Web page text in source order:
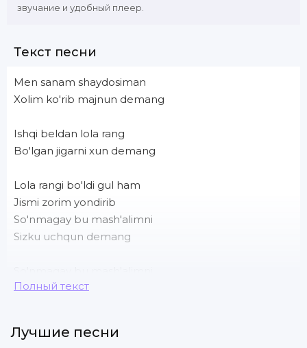
звучание и удобный плеер.
Текст песни
Men sanam shaydosiman
Xolim ko'rib majnun demang
Ishqi beldan lola rang
Bo'lgan jigarni xun demang
Lola rangi bo'ldi gul ham
Jismi zorim yondirib
So'nmagay bu mash'alimni
Sizku uchqun demang
Sizku uchqun demang.
Полный текст
Лучшие песни